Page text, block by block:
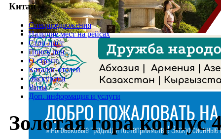
Китай
Спецпредложения
Наличие мест на рейсах
Стоп-лист
Поиск цен
О стране
Каталог отелей
Экскурсии
Визы
Доп. информация и услуги
Золотая гора корпус